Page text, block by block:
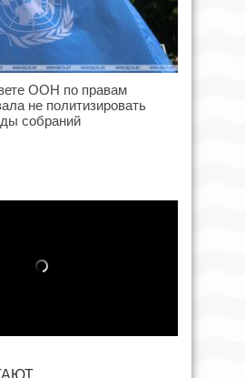
ООН по правам
не политизировать
собраний